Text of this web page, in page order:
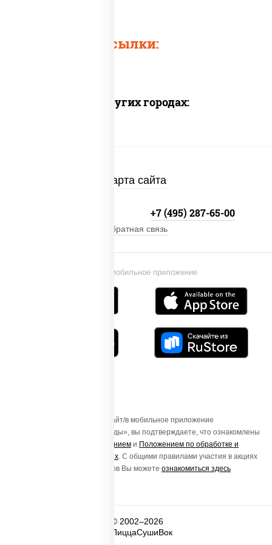
Быстрые ссылки:
Доставка в других городах:
Карта сайта
Установи мобильное приложение
+7 (495) 287-65-00
Обратная связь
Осуществляя вход на этот Сайт/в мобильное приложение
«ПиццаСушиВок - доставка еды», вы подтверждаете, что ознакомлены
Пользовательским соглашением и Положением по обработке и
защите персональных данных. С общими правилами участия в акциях
и порядке получения подарков Вы можете ознакомиться здесь
© 2002–2026
ПиццаСушиВок